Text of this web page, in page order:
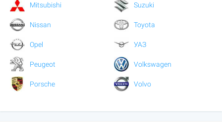
Mitsubishi
Nissan
Opel
Peugeot
Porsche
Suzuki
Toyota
УАЗ
Volkswagen
Volvo